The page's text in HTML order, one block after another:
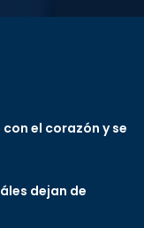
el corazón y se
dejan de